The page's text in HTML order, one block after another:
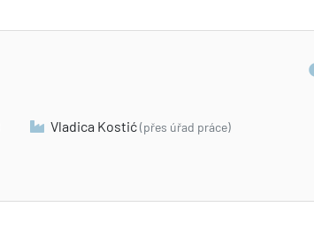
Vladica Kostić(přes úřad práce)